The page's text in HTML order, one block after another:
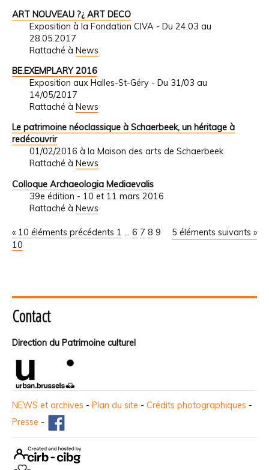
ART NOUVEAU ?¿ ART DECO
Exposition à la Fondation CIVA - Du 24.03 au
28.05.2017
Rattaché à News
BE.EXEMPLARY 2016
Exposition aux Halles-St-Géry - Du 31/03 au
14/05/2017
Rattaché à News
Le patrimoine néoclassique à Schaerbeek, un héritage à
redécouvrir
01/02/2016 à la Maison des arts de Schaerbeek
Rattaché à News
Colloque Archaeologia Mediaevalis
39e édition - 10 et 11 mars 2016
Rattaché à News
« 10 éléments précédents 5 éléments suivants »
1 ... 6 7 8 9
10
Contact
Direction du Patrimoine culturel
NEWS et archives - Plan du site - Crédits photographiques -
Presse -